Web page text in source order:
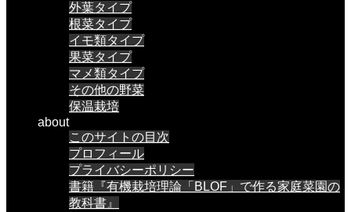
外葉タイプ
根菜タイプ
イモ類タイプ
果菜タイプ
マメ類タイプ
その他の野菜
保温栽培
about
このサイトの目次
プロフィール
プライバシーポリシー
書籍『有機栽培理論「BLOF」で作る家庭菜園の
教科書』